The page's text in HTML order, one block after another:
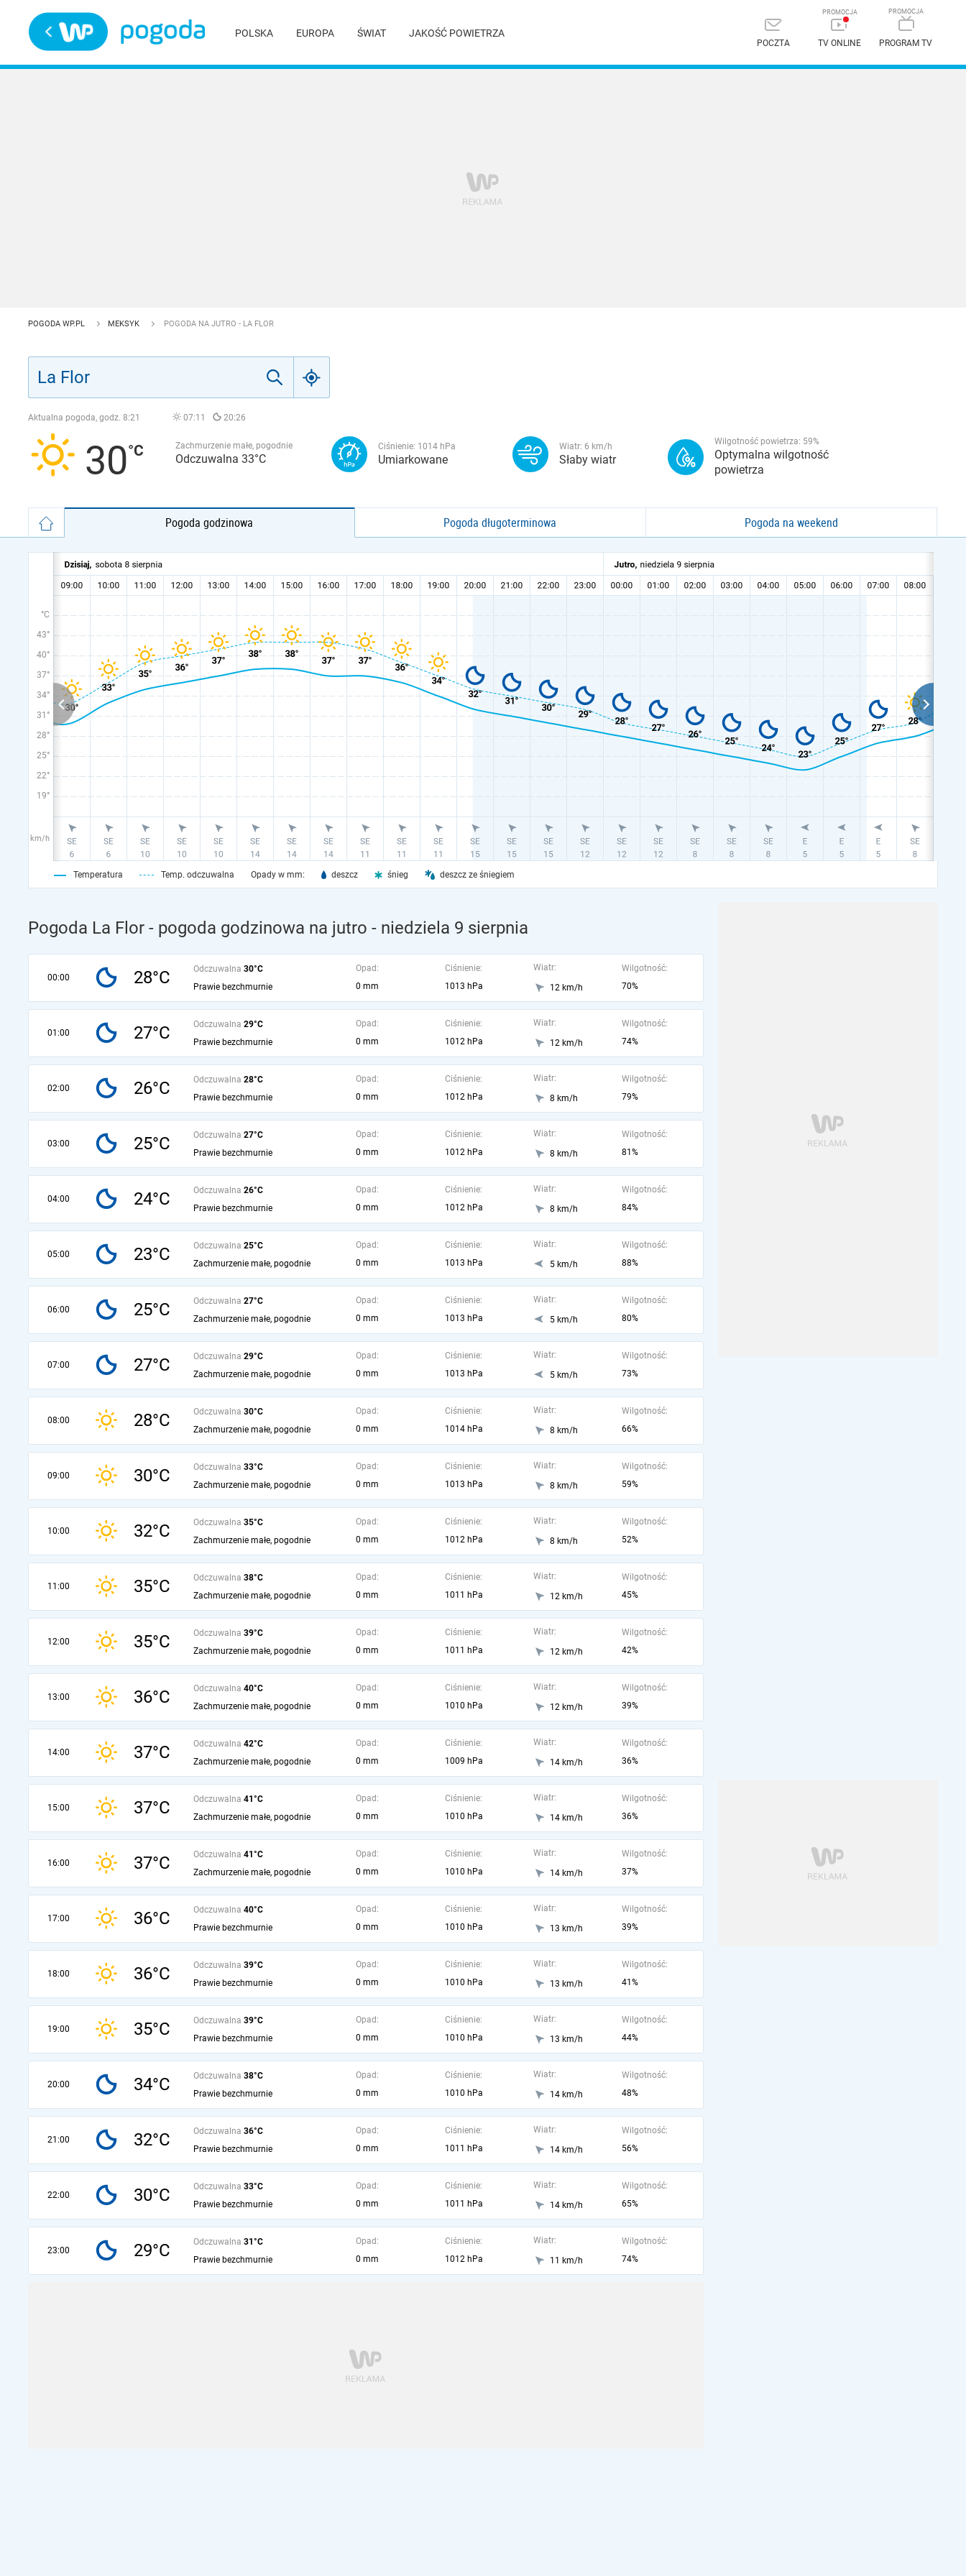
POLSKA EUROPA ŚWIAT JAKOŚĆ POWIETRZA
POCZTA TV ONLINE PROGRAM TV
POGODA WP.PL MEKSYK POGODA NA JUTRO - LA FLOR
Aktualna pogoda, godz. 8:21 07:11 20:26
30 Zachmurzenie małe, pogodnie
Odczuwalna 33°C
Ciśnienie: 1014 hPa
Umiarkowane
Wiatr: 6 km/h
Słaby wiatr
Wilgotność powietrza: 59%
Optymalna wilgotność
powietrza
Pogoda godzinowa Pogoda długoterminowa Pogoda na weekend
°C
43°
40°
37°
34°
31°
28°
25°
22°
19°
km/h
Temperatura Temp. odczuwalna Opady w mm: deszcz śnieg deszcz ze śniegiem
Pogoda La Flor - pogoda godzinowa na jutro - niedziela 9 sierpnia
00:00 28°C Odczuwalna 30°C
Prawie bezchmurnie
Opad:
0 mm
Ciśnienie:
1013 hPa
Wiatr:
12 km/h
Wilgotność:
70%
01:00 27°C Odczuwalna 29°C
Prawie bezchmurnie
Opad:
0 mm
Ciśnienie:
1012 hPa
Wiatr:
12 km/h
Wilgotność:
74%
02:00 26°C Odczuwalna 28°C
Prawie bezchmurnie
Opad:
0 mm
Ciśnienie:
1012 hPa
Wiatr:
8 km/h
Wilgotność:
79%
03:00 25°C Odczuwalna 27°C
Prawie bezchmurnie
Opad:
0 mm
Ciśnienie:
1012 hPa
Wiatr:
8 km/h
Wilgotność:
81%
04:00 24°C Odczuwalna 26°C
Prawie bezchmurnie
Opad:
0 mm
Ciśnienie:
1012 hPa
Wiatr:
8 km/h
Wilgotność:
84%
05:00 23°C Odczuwalna 25°C
Zachmurzenie małe, pogodnie
Opad:
0 mm
Ciśnienie:
1013 hPa
Wiatr:
5 km/h
Wilgotność:
88%
06:00 25°C Odczuwalna 27°C
Zachmurzenie małe, pogodnie
Opad:
0 mm
Ciśnienie:
1013 hPa
Wiatr:
5 km/h
Wilgotność:
80%
07:00 27°C Odczuwalna 29°C
Zachmurzenie małe, pogodnie
Opad:
0 mm
Ciśnienie:
1013 hPa
Wiatr:
5 km/h
Wilgotność:
73%
08:00 28°C Odczuwalna 30°C
Zachmurzenie małe, pogodnie
Opad:
0 mm
Ciśnienie:
1014 hPa
Wiatr:
8 km/h
Wilgotność:
66%
09:00 30°C Odczuwalna 33°C
Zachmurzenie małe, pogodnie
Opad:
0 mm
Ciśnienie:
1013 hPa
Wiatr:
8 km/h
Wilgotność:
59%
10:00 32°C Odczuwalna 35°C
Zachmurzenie małe, pogodnie
Opad:
0 mm
Ciśnienie:
1012 hPa
Wiatr:
8 km/h
Wilgotność:
52%
11:00 35°C Odczuwalna 38°C
Zachmurzenie małe, pogodnie
Opad:
0 mm
Ciśnienie:
1011 hPa
Wiatr:
12 km/h
Wilgotność:
45%
12:00 35°C Odczuwalna 39°C
Zachmurzenie małe, pogodnie
Opad:
0 mm
Ciśnienie:
1011 hPa
Wiatr:
12 km/h
Wilgotność:
42%
13:00 36°C Odczuwalna 40°C
Zachmurzenie małe, pogodnie
Opad:
0 mm
Ciśnienie:
1010 hPa
Wiatr:
12 km/h
Wilgotność:
39%
14:00 37°C Odczuwalna 42°C
Zachmurzenie małe, pogodnie
Opad:
0 mm
Ciśnienie:
1009 hPa
Wiatr:
14 km/h
Wilgotność:
36%
15:00 37°C Odczuwalna 41°C
Zachmurzenie małe, pogodnie
Opad:
0 mm
Ciśnienie:
1010 hPa
Wiatr:
14 km/h
Wilgotność:
36%
16:00 37°C Odczuwalna 41°C
Zachmurzenie małe, pogodnie
Opad:
0 mm
Ciśnienie:
1010 hPa
Wiatr:
14 km/h
Wilgotność:
37%
17:00 36°C Odczuwalna 40°C
Prawie bezchmurnie
Opad:
0 mm
Ciśnienie:
1010 hPa
Wiatr:
13 km/h
Wilgotność:
39%
18:00 36°C Odczuwalna 39°C
Prawie bezchmurnie
Opad:
0 mm
Ciśnienie:
1010 hPa
Wiatr:
13 km/h
Wilgotność:
41%
19:00 35°C Odczuwalna 39°C
Prawie bezchmurnie
Opad:
0 mm
Ciśnienie:
1010 hPa
Wiatr:
13 km/h
Wilgotność:
44%
20:00 34°C Odczuwalna 38°C
Prawie bezchmurnie
Opad:
0 mm
Ciśnienie:
1010 hPa
Wiatr:
14 km/h
Wilgotność:
48%
21:00 32°C Odczuwalna 36°C
Prawie bezchmurnie
Opad:
0 mm
Ciśnienie:
1011 hPa
Wiatr:
14 km/h
Wilgotność:
56%
22:00 30°C Odczuwalna 33°C
Prawie bezchmurnie
Opad:
0 mm
Ciśnienie:
1011 hPa
Wiatr:
14 km/h
Wilgotność:
65%
23:00 29°C Odczuwalna 31°C
Prawie bezchmurnie
Opad:
0 mm
Ciśnienie:
1012 hPa
Wiatr:
11 km/h
Wilgotność:
74%